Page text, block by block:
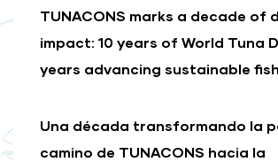
TUNACONS marks a decade of
impact: 10 years of World Tuna
years advancing sustainable
Una década transformando la
camino de TUNACONS hacia la